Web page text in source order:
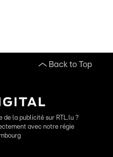
Back to Top
de la publicité sur RTL.lu ?
avec notre régie